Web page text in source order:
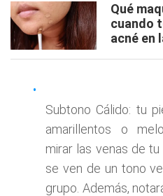
Qué
cuando
acné en
Subtono Cálido: tu
amarillentos o
mirar las venas de
se ven de un tono
grupo. Además,